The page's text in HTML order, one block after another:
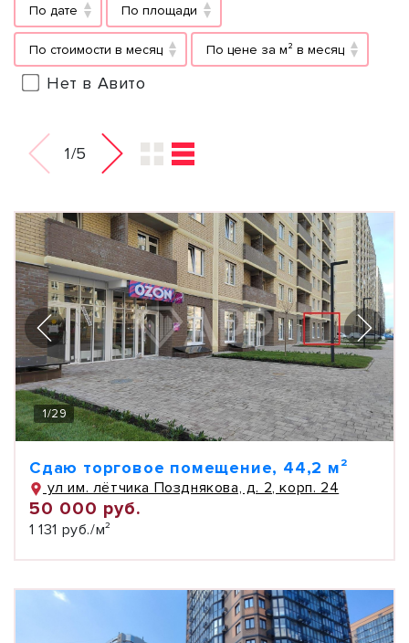
По дате По площади
По стоимости в месяц По цене за м² в месяц
Нет в Авито
1/5
1/29
Сдаю торговое помещение, 44,2 м²
ул им. лётчика Позднякова, д. 2, корп. 24
50 000 руб.
1 131 руб./м²